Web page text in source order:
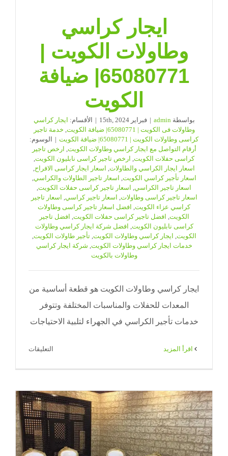
ايجار كراسي
وطاولات الكويت |
65080771| ضيافة
الكويت
بواسطة admin
| فبراير 15th, 2024 | الأقسام: ايجار كراسي
وطاولات فى الكويت | 65080771| ضيافة الكويت
خدمة تاجير
كراسى وطاولات الكويت | 65080771| ضيافة الكويت
|
الوسوم:
أرقام التواصل مع ايجار كراسي وطاولات الكويت
ارخص تاجير
كراسى حفلات الكويت
ارخص تاجير كراسى نابليون الكويت
اسعار ايجار الكراسي والطاولات
اسعار ايجار كراسى الافراح
اسعار تأجير كراسي الكويت
اسعار تاجير الطاولات والكراسي
اسعار تاجير الكراسي
اسعار تاجير كراسى حفلات الكويت
اسعار تاجير كراسى وطاولات
اسعار تاجير كراسي
اسعار تاجير
كراسي عزاء الكويت
افضل اسعار تاجير كراسى وطاولات
الكويت
افضل تاجير كراسى حفلات الكويت
افضل تاجير
كراسى نابليون الكويت
افضل شركة ايجار كراسي وطاولات
الكويت
ايجار كراسي وطاولات الكويت ,تأجير طاولات الكويت
خدمات ايجار كراسي وطاولات الكويت شركة ايجار كراسي
وطاولات بالكويت
ايجار كراسي وطاولات الكويت هو قطعة أساسية من
المعدات للحفلات والمناسبات المختلفة وتتوفر
خدمات تأجير الكراسي في الجهراء لتلبية الاحتياجات
التعليقات
الكويت
|
ضيافة
الكويت